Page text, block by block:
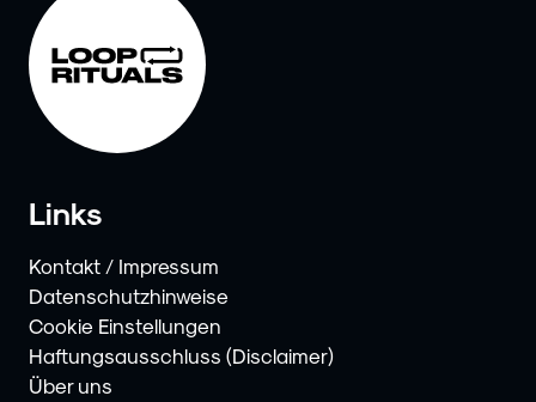
Links
Kontakt / Impressum
Datenschutzhinweise
Cookie Einstellungen
Haftungsausschluss (Disclaimer)
Über uns